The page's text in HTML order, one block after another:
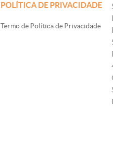
POLÍTICA DE PRIVACIDADE
Termo de Política de Privacidade